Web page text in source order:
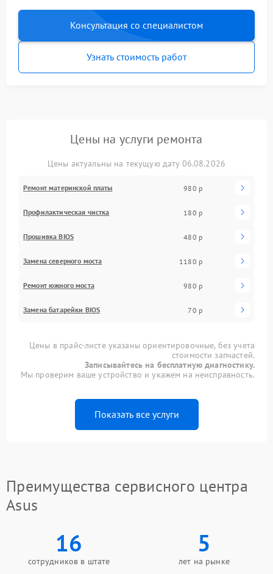
Консультация со специалистом
Узнать стоимость работ
Цены на услуги ремонта
Цены актуальны на текущую дату 06.08.2026
Ремонт материнской платы 980 р
Профилактическая чистка 180 р
Прошивка BIOS 480 р
Замена северного моста 1180 р
Ремонт южного моста 980 р
Замена батарейки BIOS 70 р
Цены в прайс-листе указаны ориентировочные, без учета
стоимости запчастей.
Записывайтесь на бесплатную диагностику.
Мы проверим ваше устройство и укажем на неисправность.
Показать все услуги
Преимущества сервисного центра
Asus
16
сотрудников в штате
5
лет на рынке